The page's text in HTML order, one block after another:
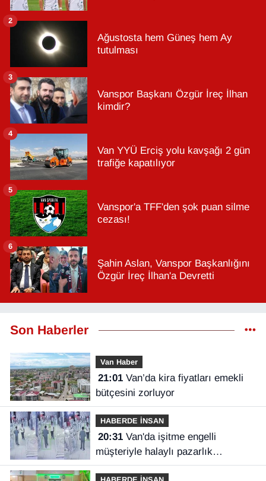
Ağustosta hem Güneş hem Ay
tutulması
2
Vanspor Başkanı Özgür İreç İlhan
kimdir?
3
Van YYÜ Erciş yolu kavşağı 2 gün
trafiğe kapatılıyor
4
Vanspor'a TFF'den şok puan silme
cezası!
5
Şahin Aslan, Vanspor Başkanlığını
Özgür İreç İlhan'a Devretti
6
Son Haberler
Van Haber
21:01Van’da kira fiyatları emekli
bütçesini zorluyor
HABERDE İNSAN
20:31Van'da işitme engelli
müşteriyle halaylı pazarlık
gülümsetti